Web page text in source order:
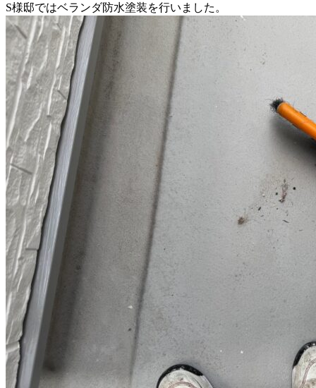
S様邸ではベランダ防水塗装を行いました。